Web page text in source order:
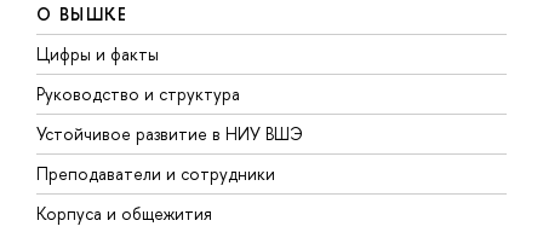
О ВЫШКЕ
Цифры и факты
Руководство и структура
Устойчивое развитие в НИУ ВШЭ
Преподаватели и сотрудники
Корпуса и общежития